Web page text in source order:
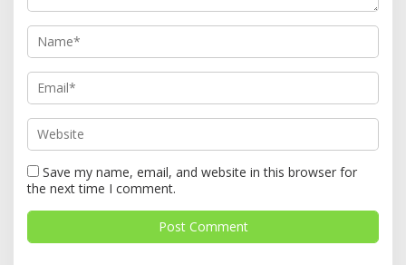
Save my name, email, and website in this browser for
the next time I comment.